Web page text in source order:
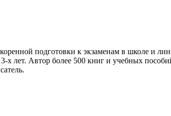
подготовки к экзаменам в школе и
х лет. Автор более 500 книг и учебных